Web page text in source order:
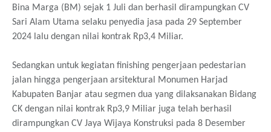
Bina Marga (BM) sejak 1 Juli dan berhasil dirampungkan CV
Sari Alam Utama selaku penyedia jasa pada 29 September
2024 lalu dengan nilai kontrak Rp3,4 Miliar.
Sedangkan untuk kegiatan finishing pengerjaan pedestarian
jalan hingga pengerjaan arsitektural Monumen Harjad
Kabupaten Banjar atau segmen dua yang dilaksanakan Bidang
CK dengan nilai kontrak Rp3,9 Miliar juga telah berhasil
dirampungkan CV Jaya Wijaya Konstruksi pada 8 Desember